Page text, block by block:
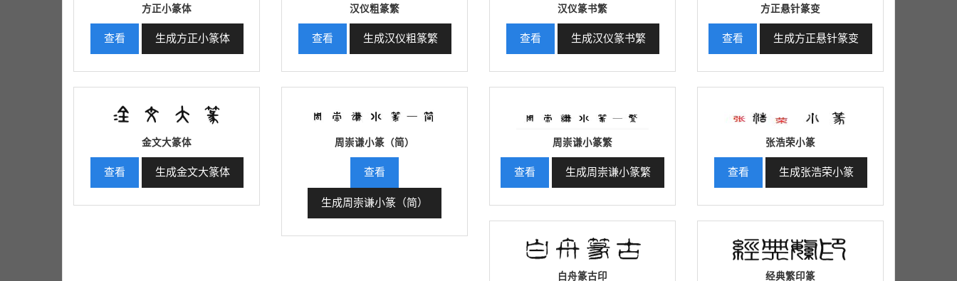
方正小篆体
查看 生成方正小篆体
汉仪粗篆繁
查看 生成汉仪粗篆繁
汉仪篆书繁
查看 生成汉仪篆书繁
方正悬针篆变
查看 生成方正悬针篆变
金文大篆体
查看 生成金文大篆体
周崇谦小篆（简）
查看
生成周崇谦小篆（简）
周崇谦小篆繁
查看 生成周崇谦小篆繁
张浩荣小篆
查看 生成张浩荣小篆
白舟篆古印 经典繁印篆